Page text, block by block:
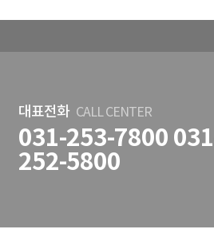
대표전화 CALL CENTER
031-253-7800
252-5800